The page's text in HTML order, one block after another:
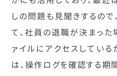
しの問題も見聞きするの
て、社員の退職が決まっ
ァイルにアクセスしてい
は、操作ログを確認する期